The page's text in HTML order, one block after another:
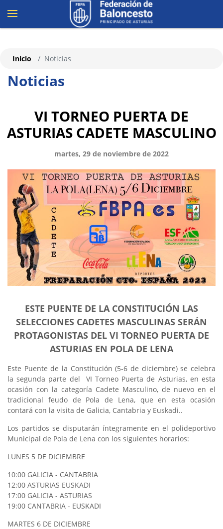
Noticias
Inicio Noticias
VI TORNEO PUERTA DE
ASTURIAS CADETE MASCULINO
martes, 29 de noviembre de 2022
ESTE PUENTE DE LA CONSTITUCIÓN LAS
SELECCIONES CADETES MASCULINAS SERÁN
PROTAGONISTAS DEL VI TORNEO PUERTA DE
ASTURIAS EN POLA DE LENA
Este Puente de la Constitución (5-6 de diciembre) se celebra
la segunda parte del VI Torneo Puerta de Asturias, en esta
ocasión con la categoría Cadete Masculino, de nuevo en el
tradicional feudo de Pola de Lena, que en esta ocasión
contará con la visita de Galicia, Cantabria y Euskadi..
Los partidos se disputarán íntegramente en el polideportivo
Municipal de Pola de Lena con los siguientes horarios:
LUNES 5 DE DICIEMBRE
10:00 GALICIA - CANTABRIA
12:00 ASTURIAS EUSKADI
17:00 GALICIA - ASTURIAS
19:00 CANTABRIA - EUSKADI
MARTES 6 DE DICIEMBRE